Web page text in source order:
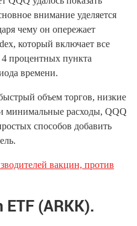
внимание уделяется
чему он опережает
который включает все
процентных пункта
времени.
объем торгов, низкие
минимальные расходы, QQQ
способов добавить
вакцин, против
(ARKK).